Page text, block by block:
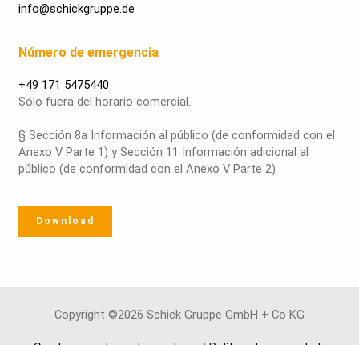
info@schickgruppe.de
Número de emergencia
+49 171 5475440
Sólo fuera del horario comercial.
§ Sección 8a Información al público (de conformidad con el
Anexo V Parte 1) y Sección 11 Información adicional al
público (de conformidad con el Anexo V Parte 2)
Download
Copyright ©2026 Schick Gruppe GmbH + Co KG